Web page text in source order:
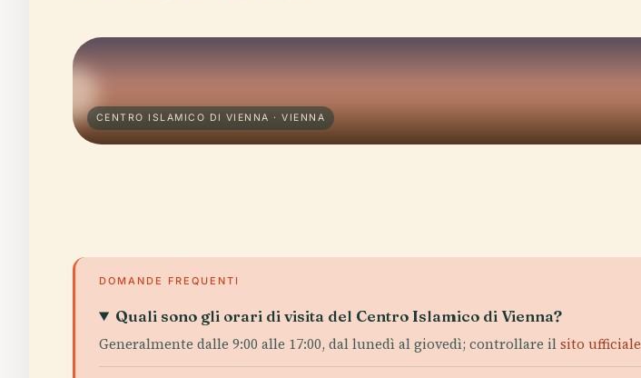
CENTRO ISLAMICO DI VIENNA · VIENNA
DOMANDE FREQUENTI
Quali sono gli orari di visita del Centro Islamico di Vienna?
Generalmente dalle 9:00 alle 17:00, dal lunedì al giovedì; controllare ilsito ufficiale